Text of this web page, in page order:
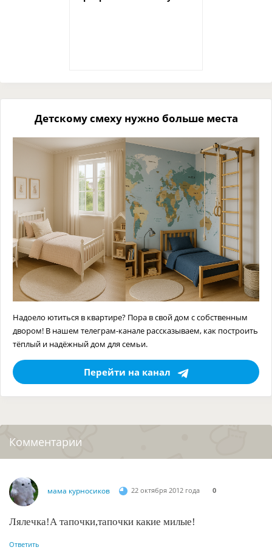
Детскому смеху нужно больше места
Надоело ютиться в квартире? Пора в свой дом с собственным
двором! В нашем телеграм-канале рассказываем, как построить
тёплый и надёжный дом для семьи.
Перейти на канал
Комментарии
мама курносиков 22 октября 2012 года 0
Лялечка!А тапочки,тапочки какие милые!
Ответить